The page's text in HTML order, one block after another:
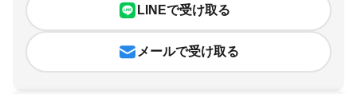
LINEで受け取る
メールで受け取る